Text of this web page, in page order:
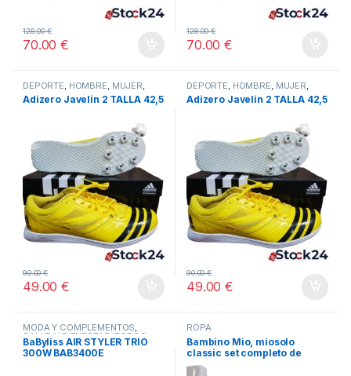
70.00€
128.00€
70.00€
128.00€
DEPORTE HOMBRE MUJER
OTROS DEPORTES,TODOS
Adizero Javelin 2 TALLA 42,5
49.00€
90.00€
DEPORTE HOMBRE MUJER
OTROS DEPORTES,TODOS
Adizero Javelin 2 TALLA 42,5
49.00€
90.00€
MODA Y COMPLEMENTOS,
SALUD Y BIENESTAR,TODOS
BaByliss AIR STYLER TRIO
300W BAB3400E
ROPA
Bambino Mio, miosolo
classic set completo de
pañales reutilizables, blanco